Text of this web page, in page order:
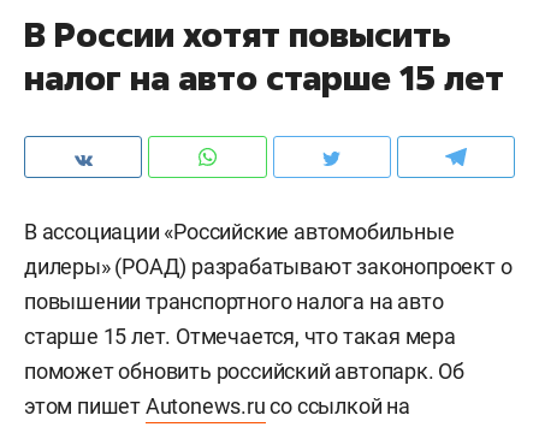
В России хотят повысить
налог на авто старше 15 лет
В ассоциации «Российские автомобильные
дилеры» (РОАД) разрабатывают законопроект о
повышении транспортного налога на авто
старше 15 лет. Отмечается, что такая мера
поможет обновить российский автопарк. Об
этом пишетAutonews.ruсо ссылкой на